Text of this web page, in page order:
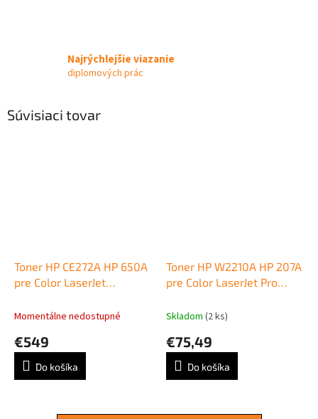
Najrýchlejšie viazanie
diplomových prác
Súvisiaci tovar
Toner HP CE272A HP 650A
pre Color LaserJet
yellow (15.000 str.)
Momentálne nedostupné
€549
Do košíka
Toner HP W2210A HP 207A
pre Color LaserJet Pro
black (1.350 str.)
Skladom (2 ks)
€75,49
Do košíka